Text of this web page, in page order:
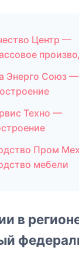
Центр —
Энерго Союз —
Техно —
Пром
мебели
в